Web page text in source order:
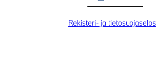
Rekisteri- ja